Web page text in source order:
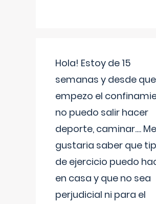
Hola! Estoy de 15
semanas y desde que
empezo el
no puedo salir hacer
deporte, caminar.... Me
gustaria saber que
de ejercicio puedo
en casa y que no sea
perjudicial ni para el